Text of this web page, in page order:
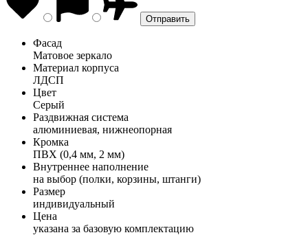
Фасад
Матовое зеркало
Материал корпуса
ЛДСП
Цвет
Серый
Раздвижная система
алюминиевая, нижнеопорная
Кромка
ПВХ (0,4 мм, 2 мм)
Внутреннее наполнение
на выбор (полки, корзины, штанги)
Размер
индивидуальный
Цена
указана за базовую комплектацию